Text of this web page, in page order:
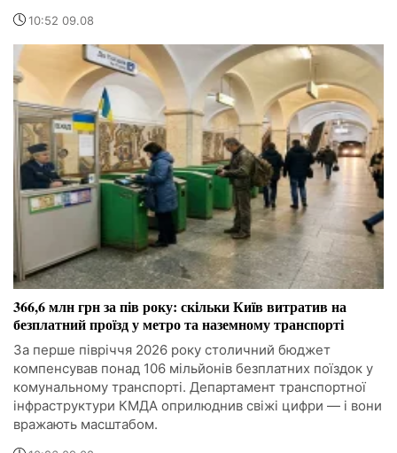
10:52 09.08
366,6 млн грн за пів року: скільки Київ витратив на
безплатний проїзд у метро та наземному транспорті
За перше півріччя 2026 року столичний бюджет
компенсував понад 106 мільйонів безплатних поїздок у
комунальному транспорті. Департамент транспортної
інфраструктури КМДА оприлюднив свіжі цифри — і вони
вражають масштабом.